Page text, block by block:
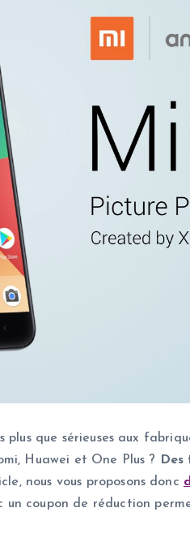
que sérieuses aux
Huawei et One Plus ?
nous vous proposons donc
coupon de réduction